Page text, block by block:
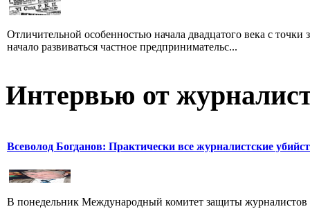
Отличительной особенностью начала двадцатого века с
начало развиваться частное предпринимательс...
Интервью от
Всеволод Богданов: Практически все журналистские
В понедельник Международный комитет защиты